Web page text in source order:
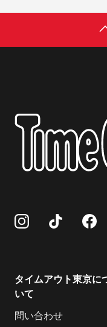
タイムアウト東京に
いて
問い合わせ